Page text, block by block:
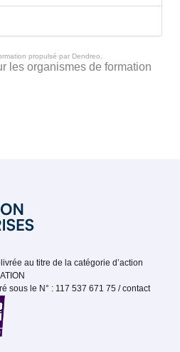
propulsé par Dendreo,
les organismes de formation
au titre de la catégorie d’action
sous le N° : 117 537 671 75 / contact